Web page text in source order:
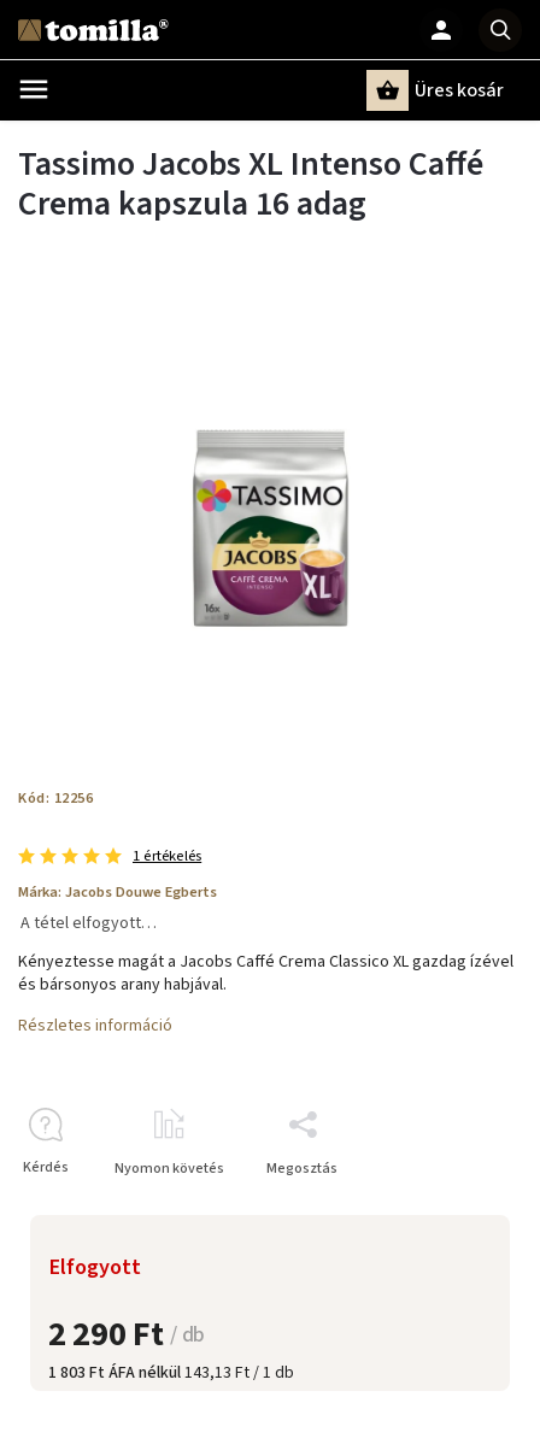
Üres kosár
Tassimo Jacobs XL Intenso Caffé
Crema kapszula 16 adag
Kód: 12256
1 értékelés
Márka: Jacobs Douwe Egberts
2 290 Ft/ db
1 803 Ft ÁFA nélkül143,13 Ft / 1 db
Elfogyott
A tétel elfogyott…
Kényeztesse magát a Jacobs Caffé Crema Classico XL gazdag ízével
és bársonyos arany habjával.
Részletes információ
Kérdés Nyomon követés Megosztás